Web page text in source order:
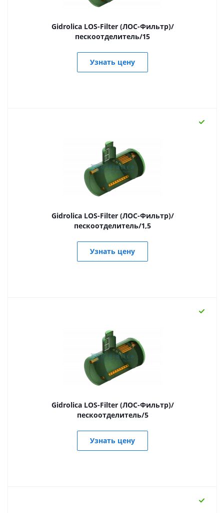
Gidrolica LOS-Filter (ЛОС-Фильтр)/
пескоотделитель/15
Узнать цену
Gidrolica LOS-Filter (ЛОС-Фильтр)/
пескоотделитель/1,5
Узнать цену
Gidrolica LOS-Filter (ЛОС-Фильтр)/
пескоотделитель/5
Узнать цену